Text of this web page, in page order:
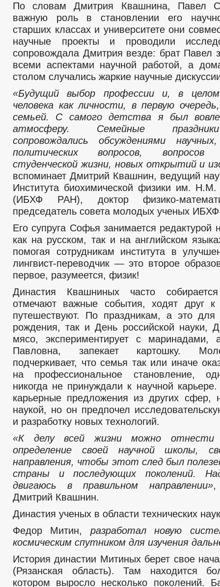
По словам Дмитрия Квашнина, Павел
важную роль в становлении его
старших классах и университете они
научные проекты и проводили
сопровождала Дмитрия везде: брат Павел
всеми аспектами научной работой, а
столом случались жаркие научные
«Будущий выбор профессии и, в
человека как личности, в первую
семьей. С самого детства я был
атмосферу. Семейные
сопровождались обсуждениями
политических вопросов, вопросов
студенческой жизни, новых открытий и
вспоминает Дмитрий Квашнин, ведущий
Института биохимической физики им.
(ИБХФ РАН), доктор физико-
председатель совета молодых ученых
Его супруга Софья занимается редактурой
как на русском, так и на английском
помогая сотрудникам института в
лингвист-переводчик — это второе
первое, разумеется, физик!
Династия Квашниных часто
отмечают важные события, ходят друг к
путешествуют. По праздникам, а это
рождения, так и День российской науки,
мясо, экспериментирует с
Павловна, запекает картошку.
подчеркивает, что семья так или иначе
на профессиональное становление,
никогда не принуждали к научной
карьерные предложения из других сфер,
наукой, но он предпочел
и разработку новых технологий.
«К делу всей жизни можно отнести
определение своей научной школы,
направления, чтобы этот след был
страны и последующих поколений.
двигаюсь в правильном направлении»,
Дмитрий Квашнин.
Династия ученых в области технических
Федор Митин, разработал новую
космическим спутником для изучения
История династии Митиных берет свое
(Рязанская область). Там находится
котором выросло несколько поколений.